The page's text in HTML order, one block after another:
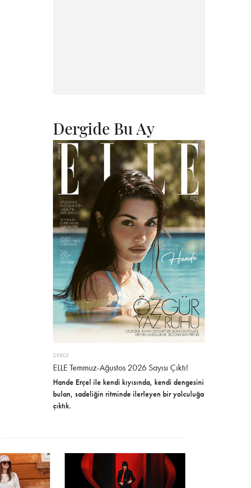
Dergide Bu Ay
DERGİ
ELLE Temmuz-Ağustos 2026 Sayısı Çıktı!
Hande Erçel ile kendi kıyısında, kendi dengesini
bulan, sadeliğin ritminde ilerleyen bir yolculuğa
çıktık.